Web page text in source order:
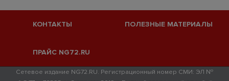
КОНТАКТЫ ПОЛЕЗНЫЕ МАТЕРИАЛЫ
ПРАЙС NG72.RU
Сетевое издание NG72.RU. Регистрационный номер СМИ: ЭЛ №